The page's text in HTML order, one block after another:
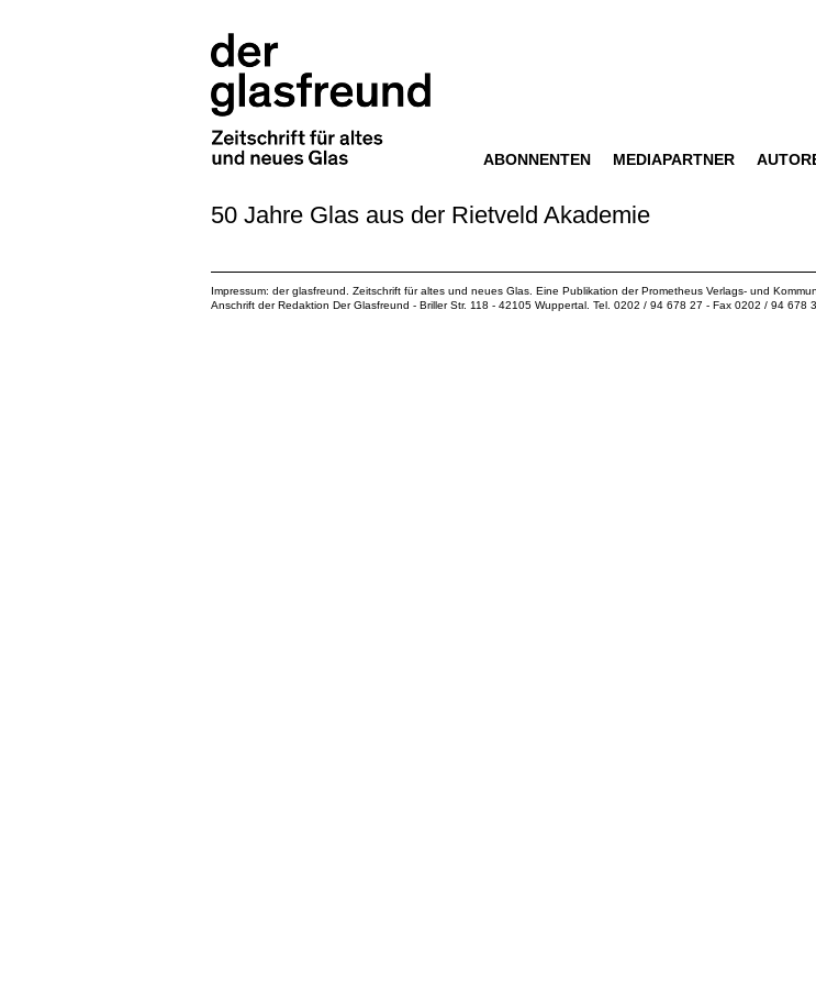
ABONNENTEN MEDIAPARTNER
50 Jahre Glas aus der Rietveld Akademie
Impressum: der glasfreund. Zeitschrift für altes und neues Glas. Eine Publikation derPrometheus Verlags- und
Anschrift der Redaktion Der Glasfreund - Briller Str. 118 - 42105 Wuppertal. Tel. 0202 / 94 678 27 - Fax 0202 / 94 678